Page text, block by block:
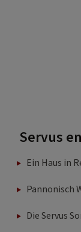
Servus
Ein Haus in
Pannonisch
Die Servus